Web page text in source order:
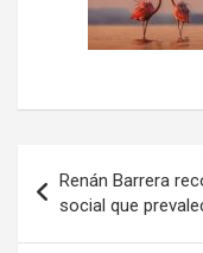
de
entradas
Renán Barrera
social que